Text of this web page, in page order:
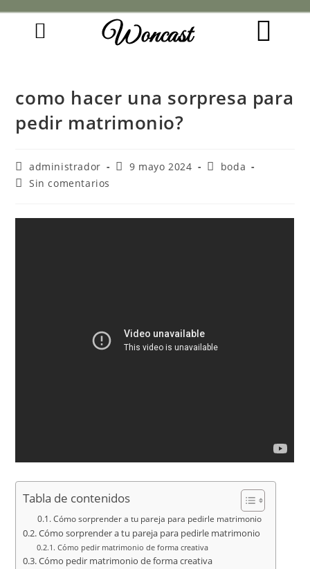
Woncast
como hacer una sorpresa para
pedir matrimonio?
administrador 9 mayo 2024
boda
Sin comentarios
Tabla de contenidos
Cómo sorprender a tu pareja para pedirle matrimonio
Cómo sorprender a tu pareja para pedirle matrimonio
Cómo pedir matrimonio de forma creativa
Cómo pedir matrimonio de forma creativa